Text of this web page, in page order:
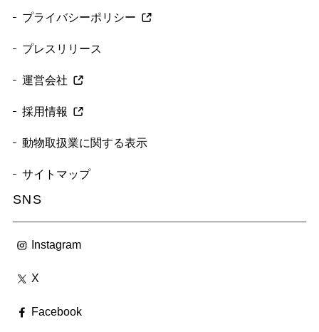
プライバシーポリシー
プレスリリース
運営会社
採用情報
動物取扱業に関する表示
サイトマップ
SNS
Instagram
X
Facebook